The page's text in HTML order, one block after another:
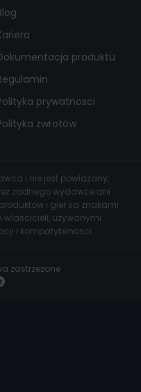
produktu
prywatnosci
zwrotów
i nie jest powiazany,
zadnego wydawce ani
i gier sa znakami
uzywanymi
i kompatybilnosci.
zastrzezone